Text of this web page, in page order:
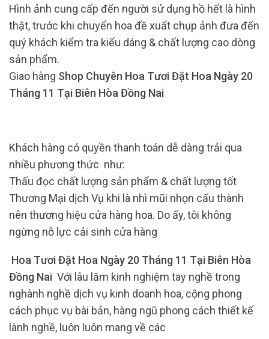
Hình ảnh cung cấp đến người sử dụng hồ hết là hình
thật, trước khi chuyển hoa đề xuất chụp ảnh đưa đến
quý khách kiểm tra kiểu dáng & chất lượng cao dòng
sản phẩm.
Giao hàng Shop Chuyên Hoa Tươi Đặt Hoa Ngày 20
Tháng 11 Tại Biên Hòa Đồng Nai
Khách hàng có quyền thanh toán dễ dàng trải qua
nhiều phương thức như:
Thấu đọc chất lượng sản phẩm & chất lượng tốt
Thương Mại dịch Vụ khi là nhì mũi nhọn cấu thành
nên thương hiệu cửa hàng hoa. Do ấy, tôi không
ngừng nỗ lực cải sinh cửa hàng
Hoa Tươi Đặt Hoa Ngày 20 Tháng 11 Tại Biên Hòa
Đồng Nai Với lâu lăm kinh nghiệm tay nghề trong
nghành nghề dịch vụ kinh doanh hoa, cộng phong
cách phục vụ bài bản, hàng ngũ phong cách thiết kế
lành nghề, luôn luôn mang về các